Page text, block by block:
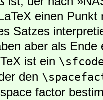
einen
Satzes
aber als Ende
ist ein
den
factor